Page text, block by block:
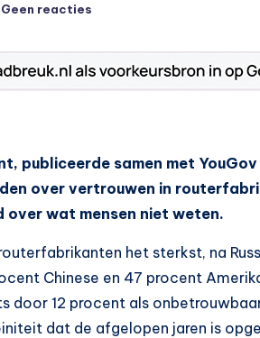
Geen reacties
publiceerde samen met
over vertrouwen in
over wat mensen niet weten.
het sterkst, na
Chinese en 47 procent
door 12 procent als
dat de afgelopen jaren is